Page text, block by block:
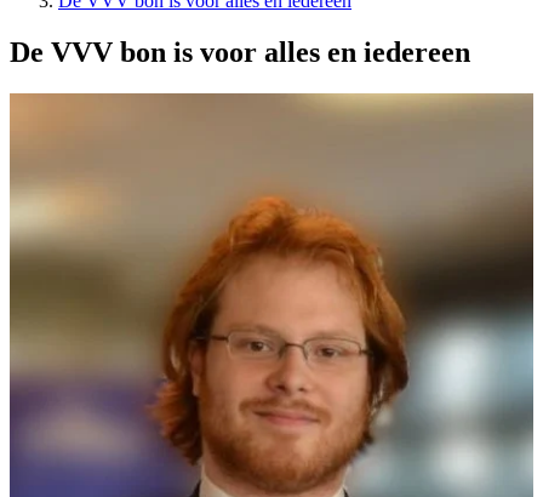
De VVV bon is voor alles en iedereen